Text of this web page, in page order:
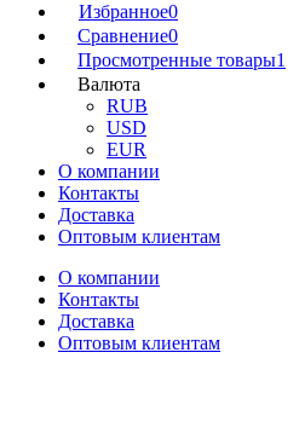
Избранное0
Сравнение0
Просмотренные товары1
Валюта
RUB
USD
EUR
О компании
Контакты
Доставка
Оптовым клиентам
О компании
Контакты
Доставка
Оптовым клиентам